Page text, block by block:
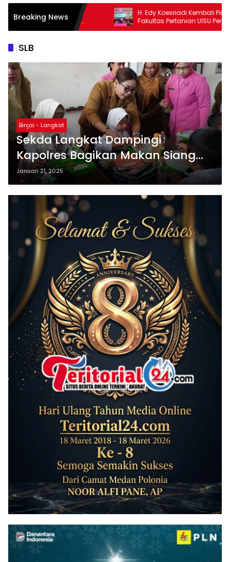
Breaking NewsH. Edy Koesriadi Kembali Pimpin IKA
Fakultas Pertanian UISU Periode 2026-
2031
SLB
Binjai - Langkat
Sekda Langkat Dampingi
Kapolres Bagikan Makan Siang
Bergizi Gratis di SLB Negeri Stabat
Januari 21, 2025